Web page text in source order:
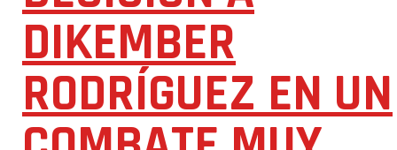
DIKEMBER
RODRÍGUEZ EN UN